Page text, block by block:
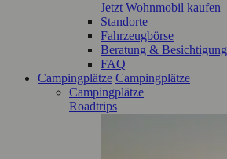
Jetzt Wohnmobil kaufen
Standorte
Fahrzeugbörse
Beratung & Besichtigung
FAQ
Campingplätze Campingplätze
Campingplätze
Roadtrips